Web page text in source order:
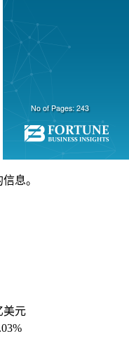
息。
美元